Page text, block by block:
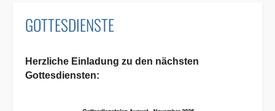
GOTTESDIENSTE
Herzliche Einladung zu den nächsten
Gottesdiensten: